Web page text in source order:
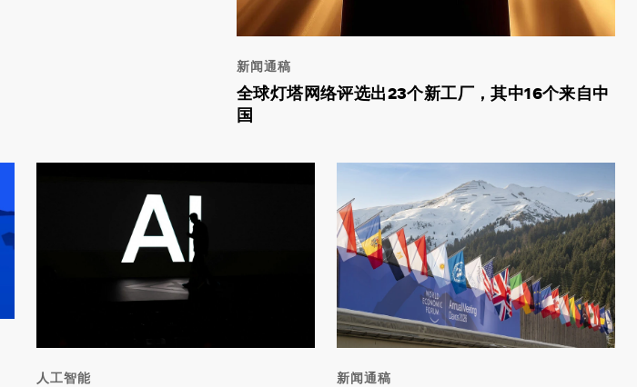
新闻通稿
全球灯塔网络评选出23个新工厂，其中16个来自中
国
人工智能 新闻通稿